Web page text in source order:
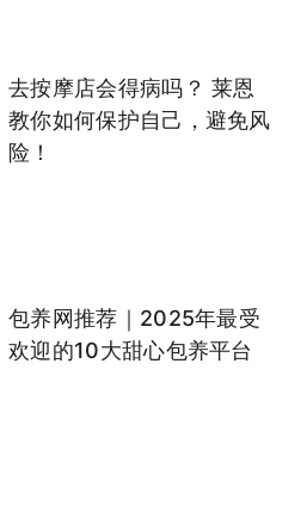
去按摩店会得病吗？ 莱恩
教你如何保护自己，避免风
险！
包养网推荐｜2025年最受
欢迎的10大甜心包养平台